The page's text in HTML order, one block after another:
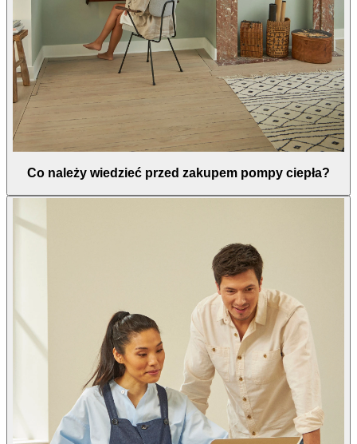
Co należy wiedzieć przed zakupem pompy ciepła?